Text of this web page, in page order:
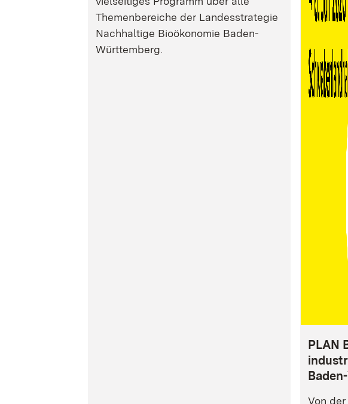
Themenbereiche der Landesstrategie
Nachhaltige Bioökonomie Baden-
Württemberg.
PLAN
Von